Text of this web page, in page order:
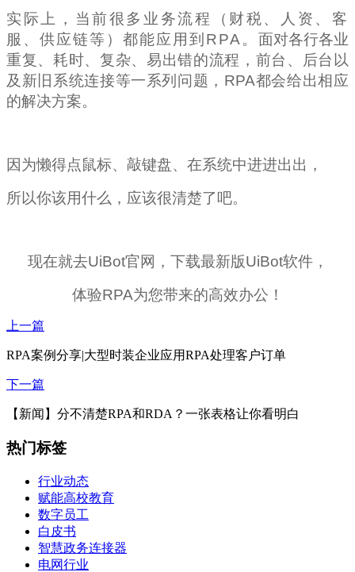
实际上，当前很多业务流程（财税、人资、客
服、供应链等）都能应用到RPA。 面对各行各业
重复、耗时、 复杂、 易出错的流程，前台、后台以
及新旧系统连接等一系列问题， RPA都会给出相应
的解决方案。
因为懒得点鼠标、敲键盘、在系统中进进出出，
所以你该用什么，应该很清楚了吧。
现在就去UiBot官网，下载最新版UiBot软件，
体验RPA为您带来的高效办公！
上一篇
RPA案例分享|大型时装企业应用RPA处理客户订单
下一篇
【新闻】分不清楚RPA和RDA？一张表格让你看明白
热门标签
行业动态
赋能高校教育
数字员工
白皮书
智慧政务连接器
电网行业